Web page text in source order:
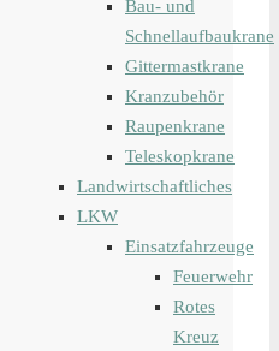
Bau- und
Schnellaufbaukrane
Gittermastkrane
Kranzubehör
Raupenkrane
Teleskopkrane
Landwirtschaftliches
LKW
Einsatzfahrzeuge
Feuerwehr
Rotes
Kreuz